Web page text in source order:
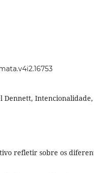
Dennett, Intencionalidade,
refletir sobre os